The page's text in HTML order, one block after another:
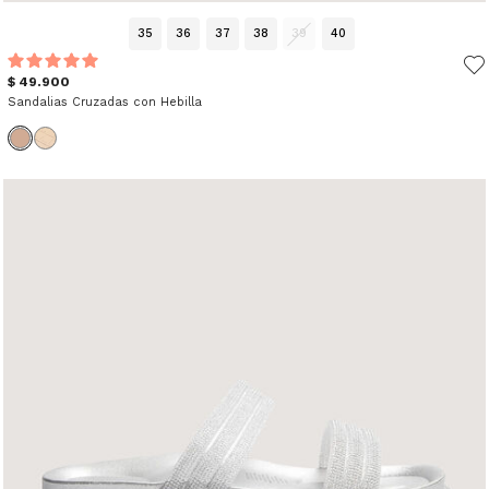
35 36 37 38 39 40
$ 49.900
Sandalias Cruzadas con Hebilla